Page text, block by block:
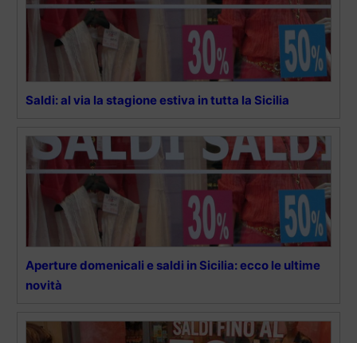
Saldi: al via la stagione estiva in tutta la Sicilia
Aperture domenicali e saldi in Sicilia: ecco le ultime
novità